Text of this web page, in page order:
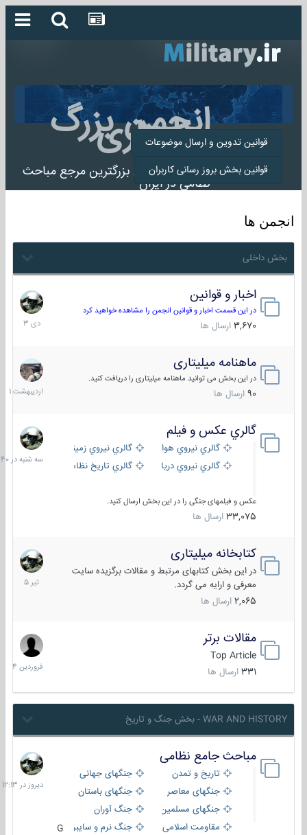
انجمن بزرگ
میلیتاری
انجمن میلیتاری بزرگترین مرجع مباحث
نظامی در ایران
قوانین تدوین و ارسال موضوعات
قوانین بخش بروز رسانی کاربران
انجمن ها
بخش داخلی
اخبار و قوانین
در این قسمت اخبار و قوانین انجمن را مشاهده خواهید کرد
3,670 ارسال ها
22
دی
1403
ماهنامه میلیتاری
در این بخش می توانید ماهنامه میلیتاری را دریافت کنید.
90 ارسال ها
30
1401
گالري عكس و فيلم
گالري نيروي هوايي
گالري نيروي زميني
گالري نيروي دريايي
گالري تاریخ نظامی
عکس و فیلمهای جنگی را در این بخش ارسال کنید.
33,075 ارسال ها
سه
شنبه
در
کتابخانه میلیتاری
در این بخش کتابهای مرتبط و مقالات برگزیده سایت
معرفی و ارایه می گردد.
2,065 ارسال ها
16
تیر
1405
مقالات برتر
Top Article
331 ارسال ها
29
فروردین
1404
WAR AND HISTORY - بخش جنگ و تاریخ
مباحث جامع نظامی
تاریخ و تمدن
جنگهای جهانی
جنگهای معاصر
جنگهای باستان
جنگهای مسلمین
جنگ آوران
مقاومت اسلامی
جنگ نرم و سایبری
دیروز
در
12:13